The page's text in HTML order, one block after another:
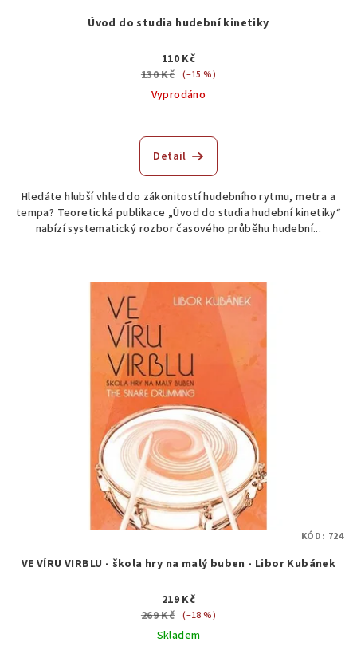
Úvod do studia hudební kinetiky
110 Kč
130 Kč (–15 %)
Vyprodáno
Detail
Hledáte hlubší vhled do zákonitostí hudebního rytmu, metra a
tempa? Teoretická publikace „Úvod do studia hudební kinetiky“
nabízí systematický rozbor časového průběhu hudební...
VE VÍRU VIRBLU - škola hry na malý buben - Libor Kubánek
219 Kč
269 Kč (–18 %)
Skladem
KÓD: 724